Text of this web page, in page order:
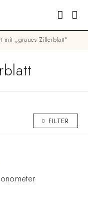
mit „graues Zifferblatt“
FILTER